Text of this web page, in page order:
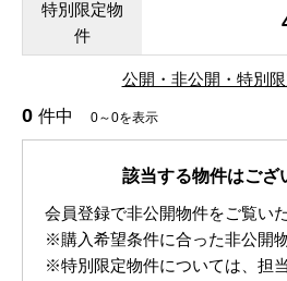
特別限定物
件
公開・非公開・特別
0 件中 0～0を表示
該当する物件はござ
会員登録で非公開物件をご覧い
※購入希望条件に合った非公開
※特別限定物件については、担